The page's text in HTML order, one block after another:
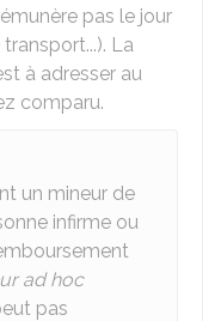
pas le jour
La
à adresser au
comparu.
un mineur de
infirme ou
ad hoc
pas